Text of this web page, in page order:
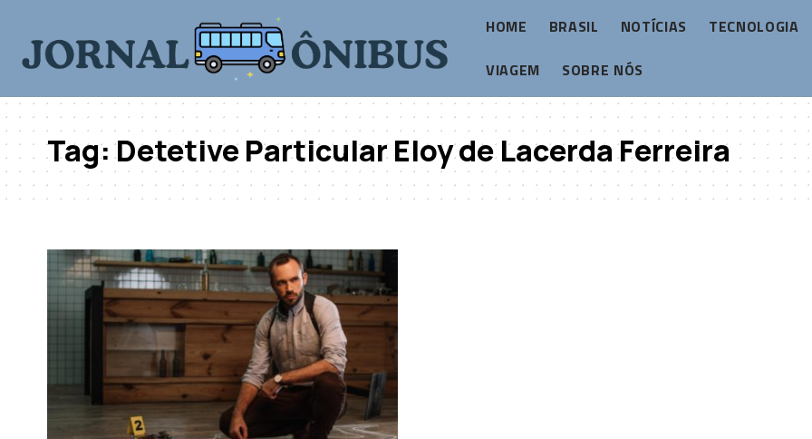
HOME BRASIL NOTÍCIAS
TECNOLOGIA
VIAGEM
SOBRE NÓS
Tag:Detetive Particular Eloy de Lacerda Ferreira